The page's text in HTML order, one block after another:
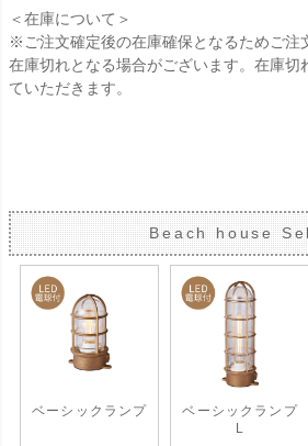
＜在庫について＞
※ご注文確定後の在庫確保となるためご注
在庫切れとなる場合がございます。在庫切
ていただきます。
Beach house
ベーシックランプ
ベーシックランプ